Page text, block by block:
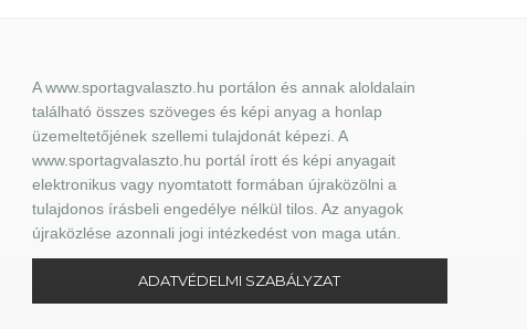
A www.sportagvalaszto.hu portálon és annak aloldalain
található összes szöveges és képi anyag a honlap
üzemeltetőjének szellemi tulajdonát képezi. A
www.sportagvalaszto.hu portál írott és képi anyagait
elektronikus vagy nyomtatott formában újraközölni a
tulajdonos írásbeli engedélye nélkül tilos. Az anyagok
újraközlése azonnali jogi intézkedést von maga után.
ADATVÉDELMI SZABÁLYZAT